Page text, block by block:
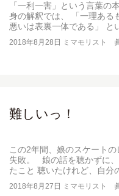
「一利一害」という言葉
身の解釈では、 「一理ある
悪いは表裏一体である」
2018年8月28日 ミマモリスト
難しいっ！
この2年間、娘のスケート
失敗。 娘の話を聴かずに
たこと 聴いたけれど、自
2018年8月27日 ミマモリスト